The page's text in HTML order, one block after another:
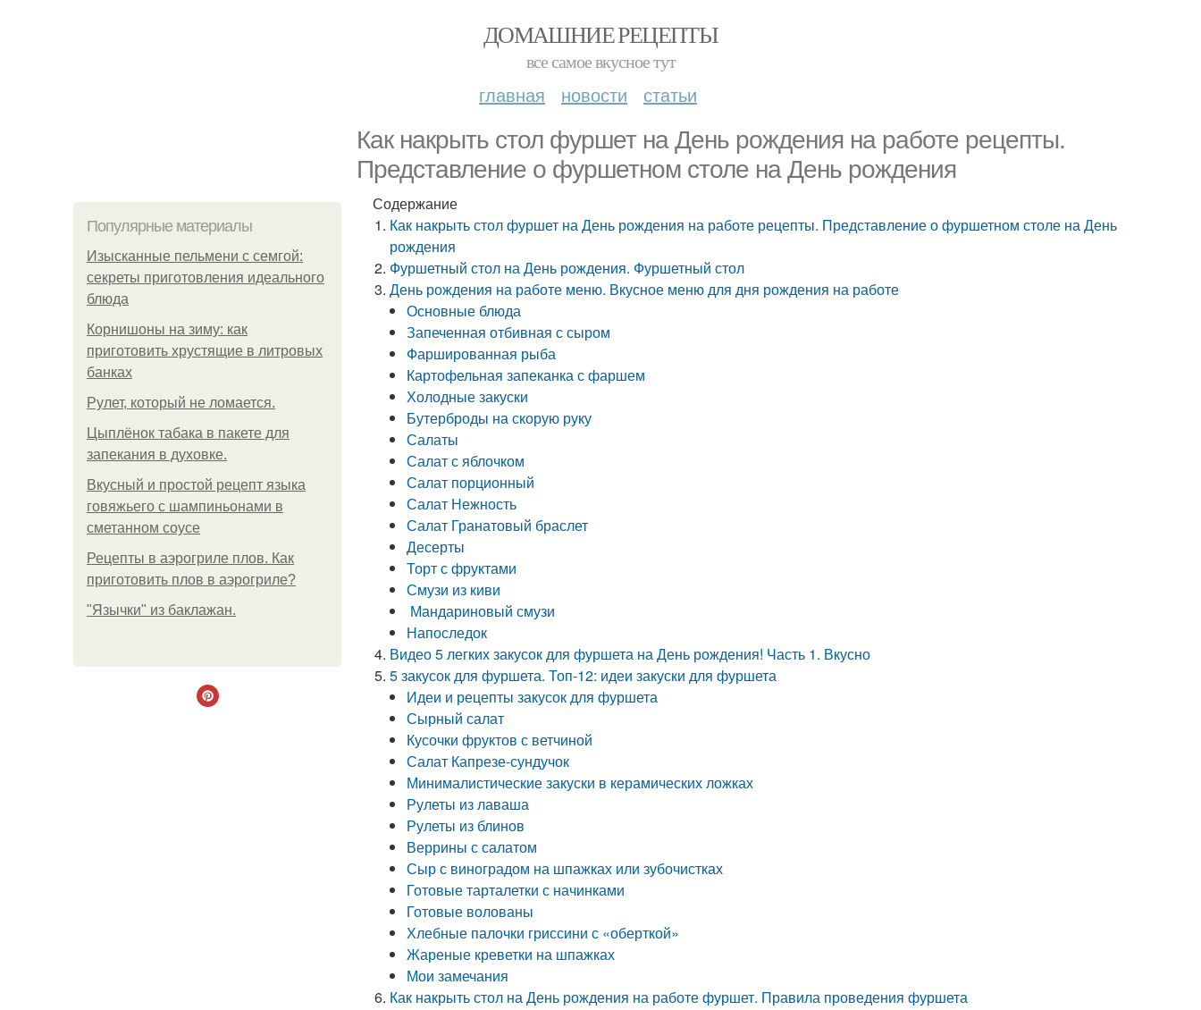
ДОМАШНИЕ РЕЦЕПТЫ
все самое вкусное тут
главная новости статьи
Как накрыть стол фуршет на День рождения на работе рецепты.
Представление о фуршетном столе на День рождения
Популярные материалы
Изысканные пельмени с семгой:
секреты приготовления идеального
блюда
Корнишоны на зиму: как
приготовить хрустящие в литровых
банках
Рулет, который не ломается.
Цыплёнок табака в пакете для
запекания в духовке.
Вкусный и простой рецепт языка
говяжьего с шампиньонами в
сметанном соусе
Рецепты в аэрогриле плов. Как
приготовить плов в аэрогриле?
"Язычки" из баклажан.
Содержание
Как накрыть стол фуршет на День рождения на работе рецепты. Представление о фуршетном столе на День
рождения
Фуршетный стол на День рождения. Фуршетный стол
День рождения на работе меню. Вкусное меню для дня рождения на работе
Основные блюда
Запеченная отбивная с сыром
Фаршированная рыба
Картофельная запеканка с фаршем
Холодные закуски
Бутерброды на скорую руку
Салаты
Салат с яблочком
Салат порционный
Салат Нежность
Салат Гранатовый браслет
Десерты
Торт с фруктами
Смузи из киви
Мандариновый смузи
Напоследок
Видео 5 легких закусок для фуршета на День рождения! Часть 1. Вкусно
5 закусок для фуршета. Топ-12: идеи закуски для фуршета
Идеи и рецепты закусок для фуршета
Сырный салат
Кусочки фруктов с ветчиной
Салат Капрезе-сундучок
Минималистические закуски в керамических ложках
Рулеты из лаваша
Рулеты из блинов
Веррины с салатом
Сыр с виноградом на шпажках или зубочистках
Готовые тарталетки с начинками
Готовые волованы
Хлебные палочки гриссини с «оберткой»
Жареные креветки на шпажках
Мои замечания
Как накрыть стол на День рождения на работе фуршет. Правила проведения фуршета